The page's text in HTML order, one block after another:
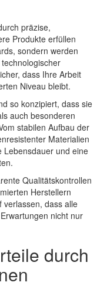
präzise,
Produkte erfüllen
sondern werden
dass Ihre Arbeit
Niveau bleibt.
so konzipiert, dass sie
auch besonderen
stabilen Aufbau der
Materialien
Lebensdauer und eine
Qualitätskontrollen
Herstellern
verlassen, dass alle
nicht nur
durch